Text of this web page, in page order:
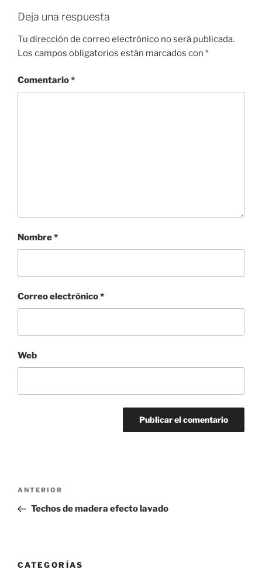
Deja una respuesta
Tu dirección de correo electrónico no será publicada.
Los campos obligatorios están marcados con *
Comentario*
Nombre*
Correo electrónico*
Web
Navegación
entradas
Entrada
anterior:
ANTERIOR
Techos de madera efecto lavado
CATEGORÍAS